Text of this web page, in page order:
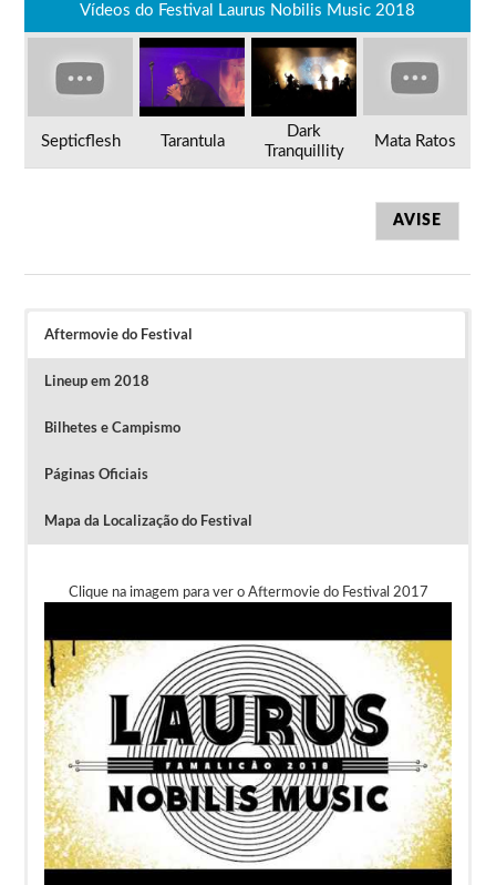
Vídeos do Festival Laurus Nobilis Music 2018
Septicflesh Tarantula
Dark
Tranquillity
Mata Ratos
AVISE
Aftermovie do Festival
Lineup em 2018
Bilhetes e Campismo
Páginas Oficiais
Mapa da Localização do Festival
Clique na imagem para ver o Aftermovie do Festival 2017